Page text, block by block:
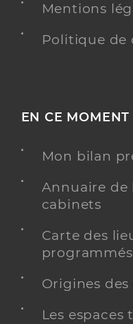
Mentions
Politique
EN CE MOMENT
Mon bilan
Annuaire de
cabinets
Carte des
programmés
Origines
Les